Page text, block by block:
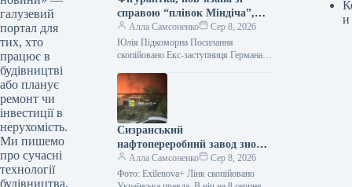
галузевий
портал для
тих, хто
працює в
будівництві
або планує
ремонт чи
інвестиції в
нерухомість.
Ми пишемо
про сучасні
технології
будівництва,
справою “плівок Міндіча”,
зайняла керівний пост у
стратегічній державній
компанії.
Алла Самсоненко
Сер 8, 2026
Юлія Підкоморна Посилання
скопійовано Екс-заступниця Германа
Міндіча”, Юлія Підкоморна, обійняла
посаду виконувачки обов’язків
члена…
Сизранський
нафтопереробний завод знову
піддався атаці, що призвело
до займання.
Алла Самсоненко
Сер 8, 2026
Фото: Exilenova+ Лінк скопійовано
и